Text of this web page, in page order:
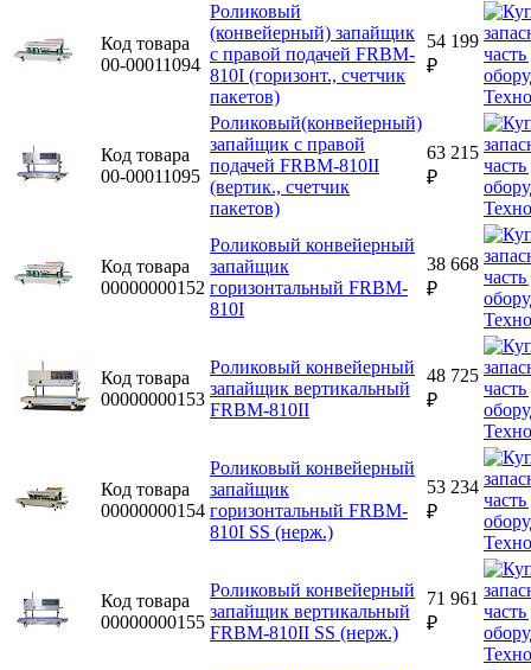
Код товара
00-00011094
Роликовый
(конвейерный) запайщик
с правой подачей FRBM-
810I (горизонт., счетчик
пакетов)
54 199
₽
Код товара
00-00011095
Роликовый(конвейерный)
запайщик с правой
подачей FRBM-810II
(вертик., счетчик
пакетов)
63 215
₽
Код товара
00000000152
Роликовый конвейерный
запайщик
горизонтальный FRBM-
810I
38 668
₽
Код товара
00000000153
Роликовый конвейерный
запайщик вертикальный
FRBM-810II
48 725
₽
Код товара
00000000154
Роликовый конвейерный
запайщик
горизонтальный FRBM-
810I SS (нерж.)
53 234
₽
Код товара
00000000155
Роликовый конвейерный
запайщик вертикальный
FRBM-810II SS (нерж.)
71 961
₽